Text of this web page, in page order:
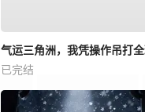
气运三角洲，我凭操作吊打
已完结